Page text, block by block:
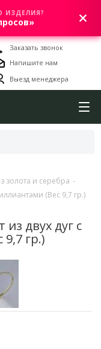
0
Заказать звонок
Напишите нам
Выезд менеджера
золота и серебра -
(Вес 9,7 гр.)
двух дуг с
гр.)
ИЗДЕЛИЯ?